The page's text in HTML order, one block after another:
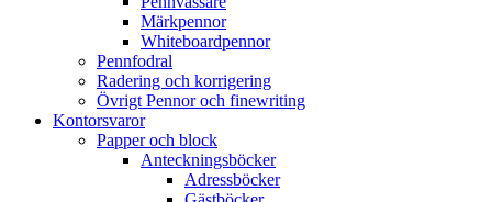
Märkpennor
Whiteboardpennor
Pennfodral
Radering och korrigering
Övrigt Pennor och finewriting
Kontorsvaror
Papper och block
Anteckningsböcker
Adressböcker